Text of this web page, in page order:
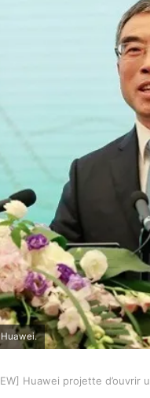
Huawei projette d’ouvrir